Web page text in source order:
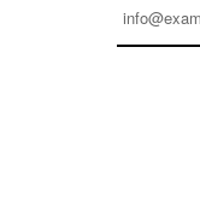
を心がけて